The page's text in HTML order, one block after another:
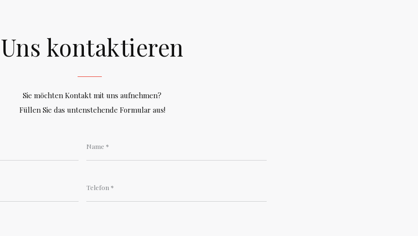
Uns kontaktieren
Sie möchten Kontakt mit uns aufnehmen?
Füllen Sie das untenstehende Formular aus!